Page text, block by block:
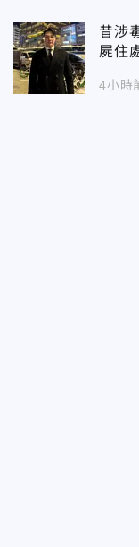
昔涉
屍住
4小時